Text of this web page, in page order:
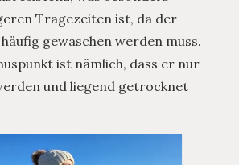
Tragezeiten ist, da der
gewaschen werden muss.
ist nämlich, dass er nur
und liegend getrocknet